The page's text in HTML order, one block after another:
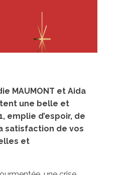
MAUMONT et Aida
une belle et
emplie d’espoir, de
satisfaction de vos
et